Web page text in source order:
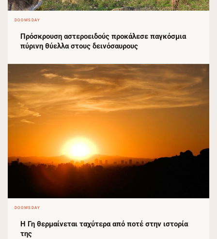
DOOMSDAY
Πρόσκρουση αστεροειδούς προκάλεσε παγκόσμια
πύρινη θύελλα στους δεινόσαυρους
DOOMSDAY
Η Γη θερμαίνεται ταχύτερα από ποτέ στην ιστορία
της